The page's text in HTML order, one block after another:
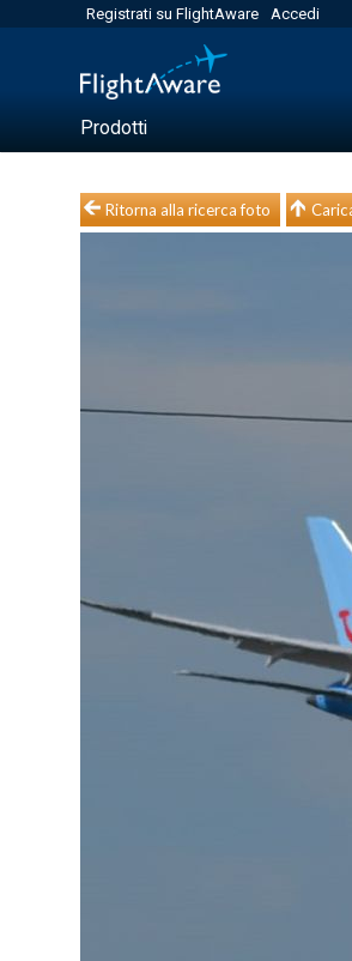
Registrati su FlightAware Accedi
Prodotti
Ritorna alla ricerca foto